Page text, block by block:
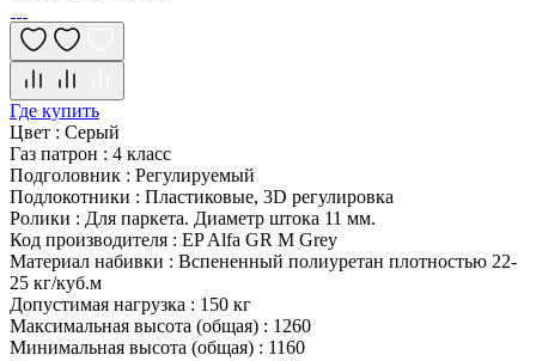
Где купить
Цвет : Серый
Газ патрон : 4 класс
Подголовник : Регулируемый
Подлокотники : Пластиковые, 3D регулировка
Ролики : Для паркета. Диаметр штока 11 мм.
Код производителя : EP Alfa GR M Grey
Материал набивки : Вспененный полиуретан плотностью 22-
25 кг/куб.м
Допустимая нагрузка : 150 кг
Максимальная высота (общая) : 1260
Минимальная высота (общая) : 1160